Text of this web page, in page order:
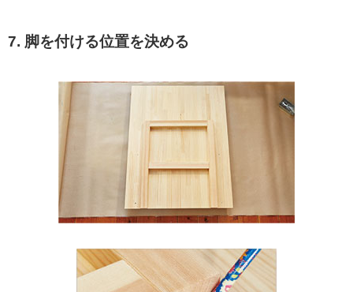
7. 脚を付ける位置を決める